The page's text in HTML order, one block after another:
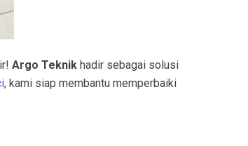
Argo Teknik hadir sebagai solusi
, kami siap membantu memperbaiki